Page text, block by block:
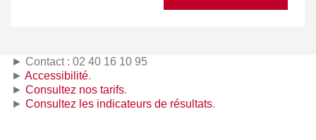
► Contact : 02 40 16 10 95
► Accessibilité.
► Consultez nos tarifs.
► Consultez les indicateurs de résultats.